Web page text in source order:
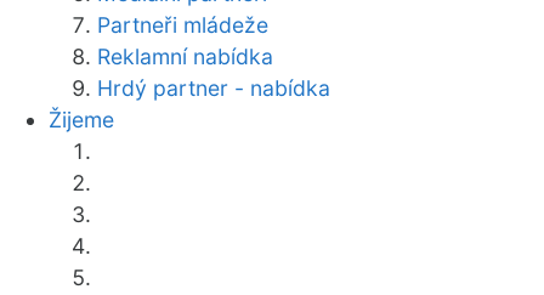
Partneři mládeže
Reklamní nabídka
Hrdý partner - nabídka
Žijeme